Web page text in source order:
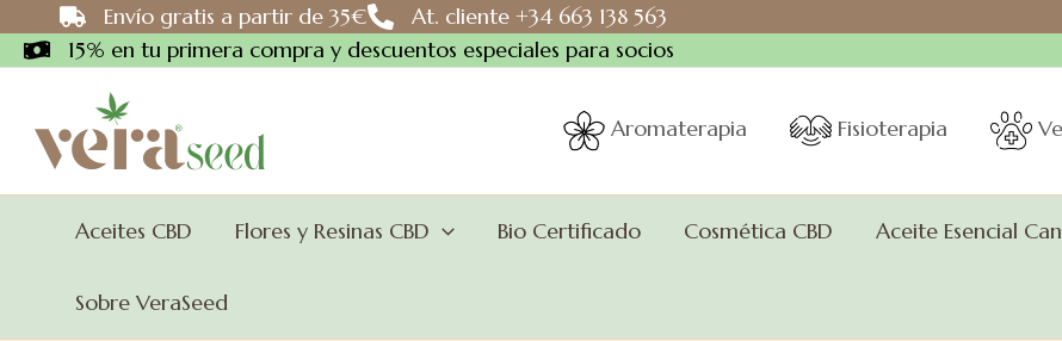
Envío gratis a partir de 35€
At. cliente +34 663 138 563
15% en tu primera compra y descuentos especiales para socios
Aromaterapia Fisioterapia
Aceites CBD Flores y Resinas CBD Bio Certificado Cosmética CBD Aceite Esencial
Sobre VeraSeed